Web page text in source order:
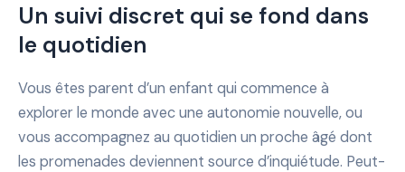
Un suivi discret qui se fond dans
le quotidien
Vous êtes parent d’un enfant qui commence à
explorer le monde avec une autonomie nouvelle, ou
vous accompagnez au quotidien un proche âgé dont
les promenades deviennent source d’inquiétude. Peut-